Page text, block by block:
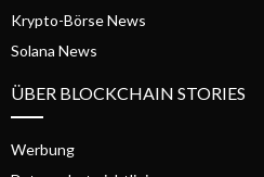
Krypto-Börse News
Solana News
ÜBER BLOCKCHAIN STORIES
Werbung